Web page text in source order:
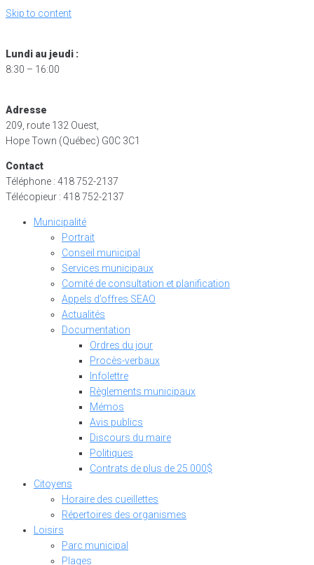
Skip to content
Lundi au jeudi :
8:30 – 16:00
Adresse
209, route 132 Ouest,
Hope Town (Québec) G0C 3C1
Contact
Téléphone : 418 752-2137
Télécopieur : 418 752-2137
Municipalité
Portrait
Conseil municipal
Services municipaux
Comité de consultation et planification
Appels d’offres SEAO
Actualités
Documentation
Ordres du jour
Procès-verbaux
Infolettre
Règlements municipaux
Mémos
Avis publics
Discours du maire
Politiques
Contrats de plus de 25 000$
Citoyens
Horaire des cueillettes
Répertoires des organismes
Loisirs
Parc municipal
Plages